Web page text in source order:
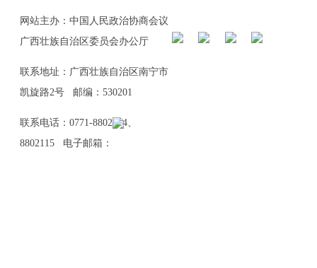
网站主办：中国人民政治协商会议
广西壮族自治区委员会办公厅
联系地址：广西壮族自治区南宁市
凯旋路2号 邮编：530201
联系电话：0771-8802114、
8802115 电子邮箱：